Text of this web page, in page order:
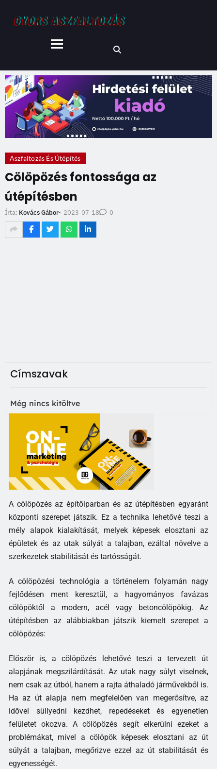
Aszfaltozás És Útépítés
Cölöpözés fontossága az
útépítésben
Írta: Kovács Gábor- 2023-07-18 0
Címszavak
Még nincs kitöltve
A cölöpözés az építőiparban és az útépítésben egyaránt
központi szerepet játszik. Ez a technika lehetővé teszi a
mély alapok kialakítását, melyek képesek elosztani az
épületek és az utak súlyát a talajban, ezáltal növelve a
szerkezetek stabilitását és tartósságát.
A cölöpözési technológia a történelem folyamán nagy
fejlődésen ment keresztül, a hagyományos favázas
cölöpöktől a modern, acél vagy betoncölöpökig. Az
útépítésben az alábbiakban játszik kiemelt szerepet a
cölöpözés:
Először is, a cölöpözés lehetővé teszi a tervezett út
alapjának megszilárdítását. Az utak nagy súlyt viselnek,
nem csak az útból, hanem a rajta áthaladó járművekből is.
Ha az út alapja nem megfelelően van megerősítve, az
idővel süllyedni kezdhet, repedéseket és egyenetlen
felületet okozva. A cölöpözés segít elkerülni ezeket a
problémákat, mivel a cölöpök képesek elosztani az út
súlyát a talajban, megőrizve ezzel az út stabilitását és
egyenességét.